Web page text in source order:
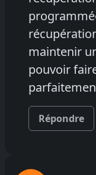
maintenir
pouvoir
Répondre